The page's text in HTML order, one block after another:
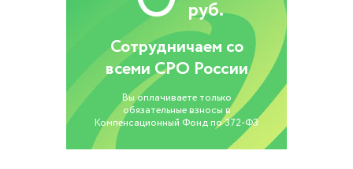
руб.
Сотрудничаем со
всеми СРО России
Вы оплачиваете только
обязательные взносы в
Компенсационный Фонд по 372-ФЗ